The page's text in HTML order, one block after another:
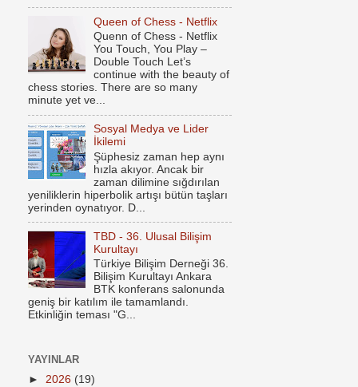
Queen of Chess - Netflix
Quenn of Chess - Netflix
You Touch, You Play –
Double Touch Let’s
continue with the beauty of
chess stories. There are so many
minute yet ve...
Sosyal Medya ve Lider
İkilemi
Şüphesiz zaman hep aynı
hızla akıyor. Ancak bir
zaman dilimine sığdırılan
yeniliklerin hiperbolik artışı bütün taşları
yerinden oynatıyor. D...
TBD - 36. Ulusal Bilişim
Kurultayı
Türkiye Bilişim Derneği 36.
Bilişim Kurultayı Ankara
BTK konferans salonunda
geniş bir katılım ile tamamlandı.
Etkinliğin teması "G...
YAYINLAR
► 2026 (19)